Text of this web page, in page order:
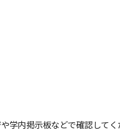
内掲示板などで確認してく